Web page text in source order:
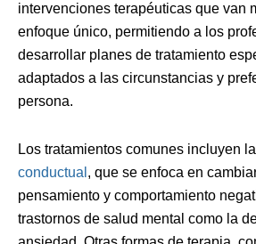
intervenciones terapéuticas que van
enfoque único, permitiendo a los
desarrollar planes de tratamiento
adaptados a las circunstancias y
persona.
Los tratamientos comunes incluyen
conductual , que se enfoca en
pensamiento y comportamiento
trastornos de salud mental como la